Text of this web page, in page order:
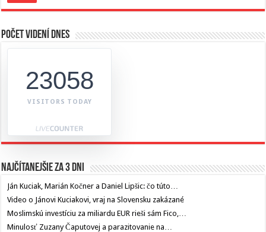
Počet videní dnes
23058
VISITORS TODAY
Najčítanejšie za 3 dni
Ján Kuciak, Marián Kočner a Daniel Lipšic: čo túto…
Video o Jánovi Kuciakovi, vraj na Slovensku zakázané
Moslimskú investíciu za miliardu EUR rieši sám Fico,…
Minulosť Zuzany Čaputovej a parazitovanie na…